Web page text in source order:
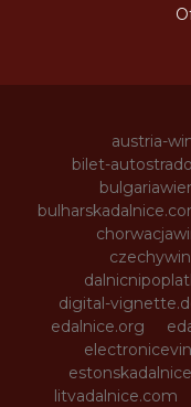
austria-
bilet-
digital-
edalnice.org
litvadalnice.com